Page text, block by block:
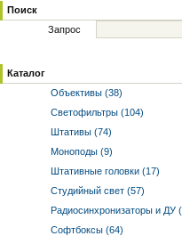
Поиск
Запрос
Каталог
Объективы (38)
Светофильтры (104)
Штативы (74)
Моноподы (9)
Штативные головки (17)
Студийный свет (57)
Радиосинхронизаторы и ДУ
Софтбоксы (64)